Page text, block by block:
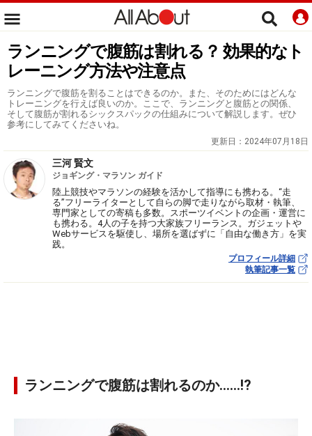
ランニングで腹筋は割れる？ 効果的なト
レーニング方法や注意点
ランニングで腹筋を割ることはできるのか。また、そのためにはどんな
トレーニングを行えば良いのか。ここで、ランニングと腹筋との関係、
そして腹筋が割れるシックスパックの仕組みについて解説します。ぜひ
参考にしてみてくださいね。
更新日： 2024年07月18日
三河 賢文
ジョギング・マラソン ガイド
陸上競技やマラソンの経験を活かして指導にも携わる。“走
る”フリーライターとして自らの脚で走りながら取材・執筆、
専門家としての寄稿も多数。スポーツイベントの企画・運営に
も携わる。4人の子を持つ大家族フリーランス。ガジェットや
Webサービスを駆使し、場所を選ばずに「自由な働き方」を実
践。
プロフィール詳細
執筆記事一覧
ランニングで腹筋は割れるのか……!?